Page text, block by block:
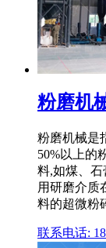
粉磨机
粉磨机械是
50%以上的
料,如煤、石
用研磨介质
料的超微粉
联系电话: